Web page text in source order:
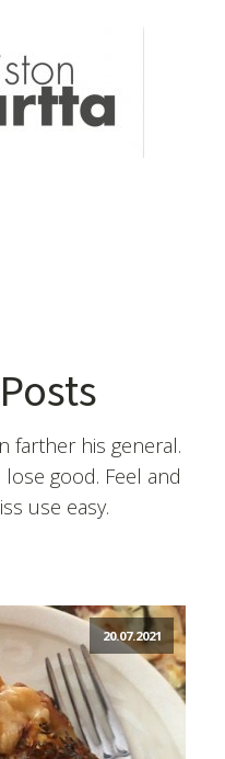
farther his general.
good. Feel and
use easy.
20.07.2021